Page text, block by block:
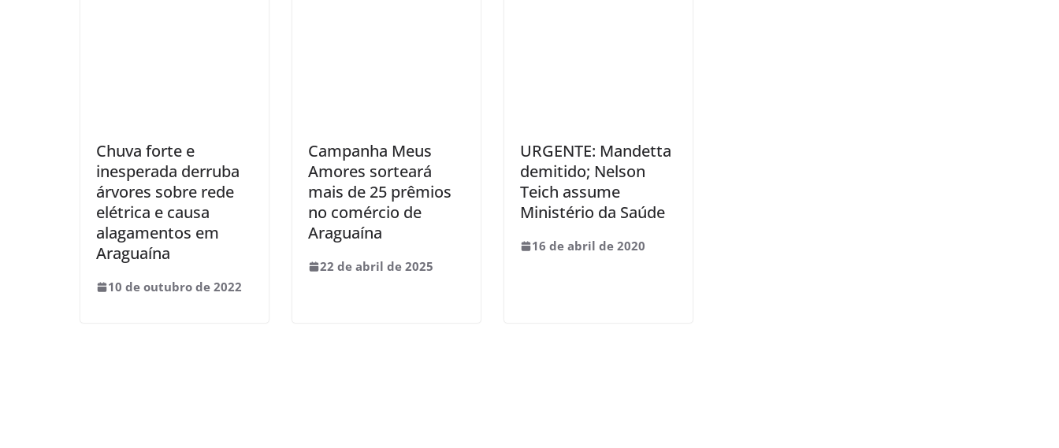
Chuva forte e
inesperada derruba
árvores sobre rede
elétrica e causa
alagamentos em
Araguaína
10 de outubro de 2022
Campanha Meus
Amores sorteará
mais de 25 prêmios
no comércio de
Araguaína
22 de abril de 2025
URGENTE: Mandetta
demitido; Nelson
Teich assume
Ministério da Saúde
16 de abril de 2020